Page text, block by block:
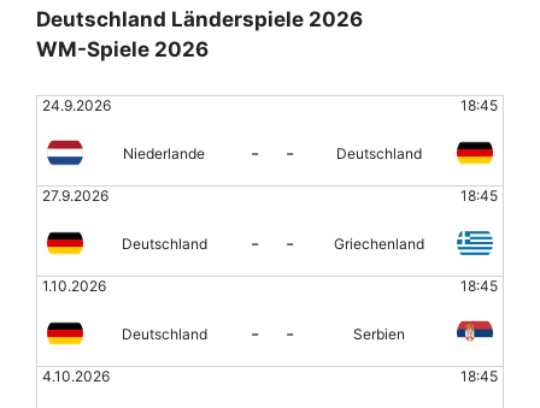
Deutschland Länderspiele 2026
WM-Spiele 2026
24.9.2026 18:45
Niederlande - - Deutschland
27.9.2026 18:45
Deutschland - - Griechenland
1.10.2026 18:45
Deutschland - - Serbien
4.10.2026 18:45